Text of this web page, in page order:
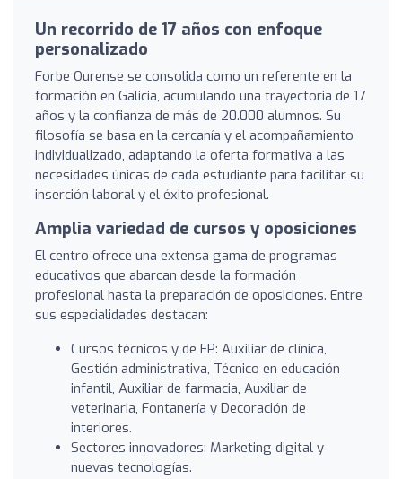
Un recorrido de 17 años con enfoque
personalizado
Forbe Ourense se consolida como un referente en la
formación en Galicia, acumulando una trayectoria de 17
años y la confianza de más de 20.000 alumnos. Su
filosofía se basa en la cercanía y el acompañamiento
individualizado, adaptando la oferta formativa a las
necesidades únicas de cada estudiante para facilitar su
inserción laboral y el éxito profesional.
Amplia variedad de cursos y oposiciones
El centro ofrece una extensa gama de programas
educativos que abarcan desde la formación
profesional hasta la preparación de oposiciones. Entre
sus especialidades destacan:
Cursos técnicos y de FP: Auxiliar de clínica,
Gestión administrativa, Técnico en educación
infantil, Auxiliar de farmacia, Auxiliar de
veterinaria, Fontanería y Decoración de
interiores.
Sectores innovadores: Marketing digital y
nuevas tecnologías.